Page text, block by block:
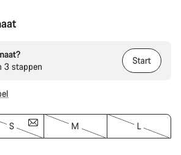
3 stappen
Start
S M L